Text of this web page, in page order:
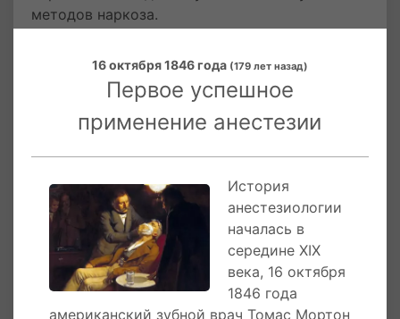
методов наркоза.
жир или опиумный порошок в качестве
анестетиков, а лекари Индии - препараты на
основе обыкновенной конопли. Вторили
последним и китайские врачеватели,
считающие, что лучшим анестезирующим
средством является бокал алкоголя,
перемешанного с марихуаной. Конечно, такие
способы не оправдывали себя.
Прародителем наркоза исторически считают
Диоскорида, греческого фармаколога,
исследовавшего свойства мандрагоры. Он
16 октября 1846 года (179 лет назад)
Первое успешное
применение анестезии
История
анестезиологии
началась в
середине XIX
века, 16 октября
1846 года
американский зубной врач Томас Мортон